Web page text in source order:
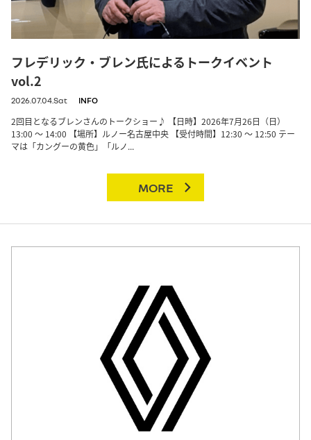
フレデリック・ブレン氏によるトークイベント
vol.2
2026.07.04.Sat INFO
2回目となるブレンさんのトークショー♪ 【日時】2026年7月26日（日）
13:00 ～ 14:00 【場所】ルノー名古屋中央 【受付時間】12:30 ～ 12:50 テー
マは「カングーの黄色」「ルノ...
MORE